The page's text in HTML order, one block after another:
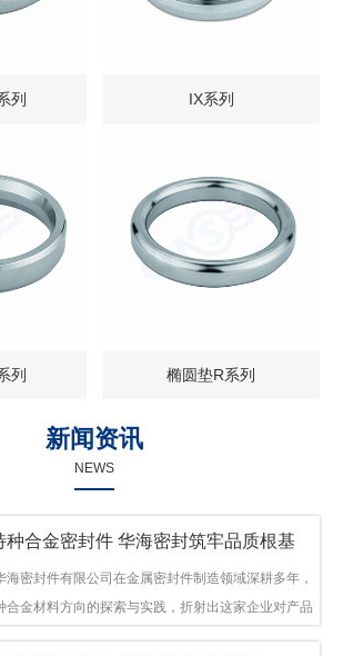
列 IX系列
列 椭圆垫R系列
新闻资讯
NEWS
种合金密封件 华海密封筑牢品质根基
海密封件有限公司在金属密封件制造领域深耕多年，
合金材料方向的探索与实践，折射出这家企业对产品